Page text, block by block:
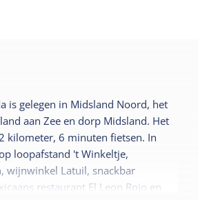
Kindermeubilair
Kinderbed
is gelegen in Midsland Noord, het
aan Zee en dorp Midsland. Het
kilometer, 6 minuten fietsen. In
loopafstand 't Winkeltje,
wijnwinkel Latuil, snackbar
restaurant El Leon Rojo en